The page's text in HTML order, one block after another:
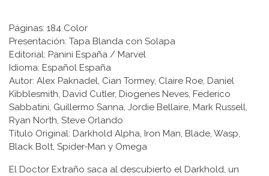
Páginas: 184 Color
Presentación: Tapa Blanda con Solapa
Editorial: Panini España / Marvel
Idioma: Español España
Autor: Alex Paknadel, Cian Tormey, Claire Roe, Daniel
Kibblesmith, David Cutler, Diogenes Neves, Federico
Sabbatini, Guillermo Sanna, Jordie Bellaire, Mark Russell,
Ryan North, Steve Orlando
Título Original: Darkhold Alpha, Iron Man, Blade, Wasp,
Black Bolt, Spider-Man y Omega
El Doctor Extraño saca al descubierto el Darkhold, un